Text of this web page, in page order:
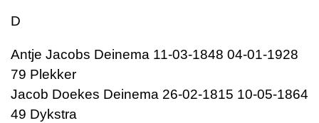
D
Antje Jacobs Deinema 11-03-1848 04-01-1928
79 Plekker
Jacob Doekes Deinema 26-02-1815 10-05-1864
49 Dykstra